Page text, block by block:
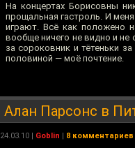
На концертах Борисовны
прощальная гастроль. И
играют. Всё как положено
вообще ничего не видно и
за сороковник и тётеньки
половиной — моё почтение.
Алан Парсонс в
24.03.10 | Goblin | 8 комментариев